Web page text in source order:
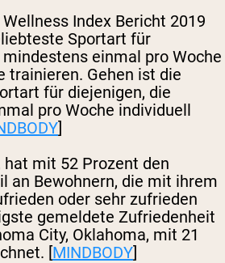
Wellness Index Bericht 2019
Sportart für
einmal pro Woche
trainieren. Gehen ist die
für diejenigen, die
pro Woche individuell
]
hat mit 52 Prozent den
an Bewohnern, die mit ihrem
oder sehr zufrieden
gemeldete Zufriedenheit
City, Oklahoma, mit 21
[MINDBODY]